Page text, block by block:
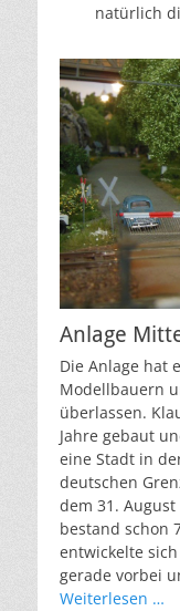
natürlich
Anlage
Die Anlage hat
Modellbauern
überlassen.
Jahre gebaut
eine Stadt in
deutschen
dem 31.
bestand schon
entwickelte
gerade vorbei
Weiterlesen …